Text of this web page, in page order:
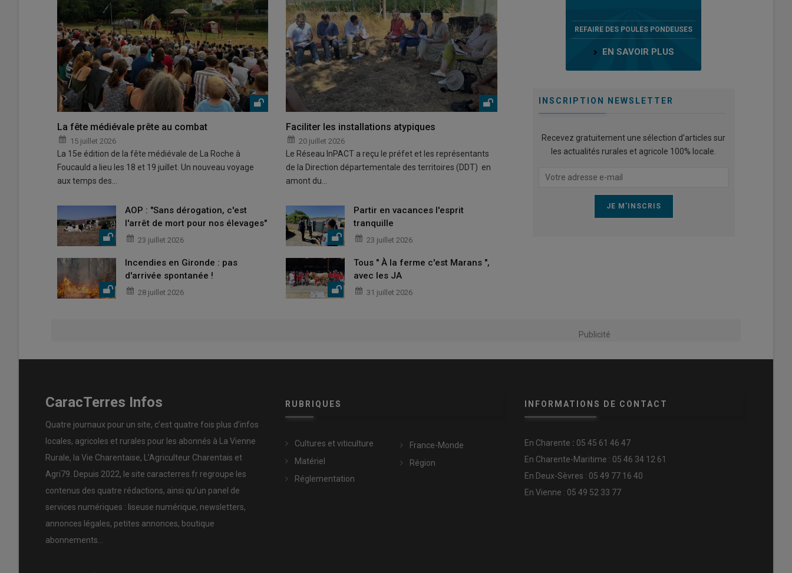
La fête médiévale prête au combat
15 juillet 2026
La 15e édition de la fête médiévale de La Roche à
Foucauld a lieu les 18 et 19 juillet. Un nouveau voyage
aux temps des…
Faciliter les installations atypiques
20 juillet 2026
Le Réseau InPACT a reçu le préfet et les représentants
de la Direction départementale des territoires (DDT) en
amont du…
AOP : "Sans dérogation, c'est
l'arrêt de mort pour nos élevages"
23 juillet 2026
Partir en vacances l'esprit
tranquille
23 juillet 2026
Incendies en Gironde : pas
d'arrivée spontanée !
28 juillet 2026
Tous " À la ferme c'est Marans ",
avec les JA
31 juillet 2026
REFAIRE DES POULES PONDEUSES
EN SAVOIR PLUS
INSCRIPTION NEWSLETTER
Recevez gratuitement une sélection d’articles sur
les actualités rurales et agricole 100% locale.
Publicité
CaracTerres Infos
Quatre journaux pour un site, c’est quatre fois plus d’infos
locales, agricoles et rurales pour les abonnés à La Vienne
Rurale, la Vie Charentaise, L’Agriculteur Charentais et
Agri79. Depuis 2022, le site caracterres.fr regroupe les
contenus des quatre rédactions, ainsi qu’un panel de
services numériques : liseuse numérique, newsletters,
annonces légales, petites annonces, boutique
abonnements…
RUBRIQUES
Cultures et viticulture
Matériel
Réglementation
France-Monde
Région
INFORMATIONS DE CONTACT
En Charente : 05 45 61 46 47
En Charente-Maritime : 05 46 34 12 61
En Deux-Sèvres : 05 49 77 16 40
En Vienne : 05 49 52 33 77